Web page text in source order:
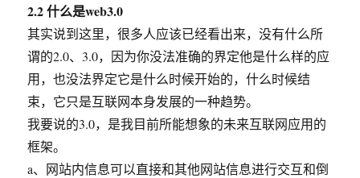
2.2 什么是web3.0
其实说到这里，很多人应该已经看出来，没有什么所
谓的2.0、3.0，因为你没法准确的界定他是什么样的应
用，也没法界定它是什么时候开始的，什么时候结
束，它只是互联网本身发展的一种趋势。
我要说的3.0，是我目前所能想象的未来互联网应用的
框架。
a、网站内信息可以直接和其他网站信息进行交互和倒